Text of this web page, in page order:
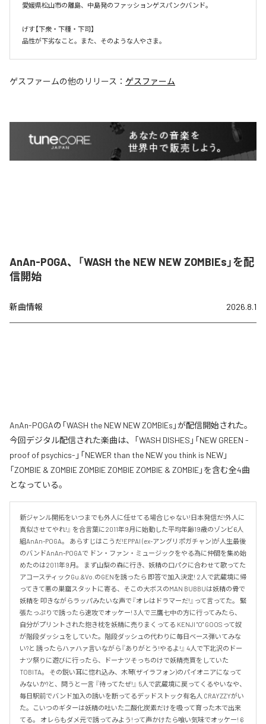
愛媛県松山市の離島、中島発のファッションゲスパンクバンド。
げす【下衆・下種・下司】
品性が下劣なこと。また、そのような人やさま。
ゲスファームの他のリリース： ゲスファーム
AnAn-POGA、「WASH the NEW NEW ZOMBIEs」を配
信開始
新曲情報 2026.8.1
AnAn-POGAの「WASH the NEW NEW ZOMBIEs」が配信開始された。
今回デジタル配信された楽曲は、「WASH DISHES」「NEW GREEN -
proof of psychics-」「NEWER than the NEW you think is NEW」
「ZOMBIE & ZOMBIE ZOMBIE ZOMBIE ZOMBIE & ZOMBIE」を含む全4曲
となっている。
新ジャンル開拓をいつまでも外人に任せてる場合じゃない!日本発信だ!外人に
真似させてやれ!』 を合言葉に2011年9月に始動した平均年齢19歳のゾンビ6人
組AnAn-POGA。 あらすじはこうだ!EPPAI (ex-アングリポガチャン)が人生最後
のバンドAnAn-POGAで ドン・ファン・ミュージックをやる為に仲間を集め始
めたのは2011年9月。 まず山梨の森に行き、妖精の口パクに合わせて歌ってた
アコースティックGu.&Vo.のGENを誘ったら 即答で加入決定! 2人で武蔵境に帰
ってきて悪の巣窟スタットに寄る、そこの大ボスのMAN BUBBUは妖精の骨で
妖精を 叩きながらラッパみたいな声で『オレはドラマーだ!』って言ってた。 緊
張たっぷりで誘ったら速攻でオッケー! 3人で三鷹七中の方に行ってみたら、
自分がプリントされた抱き枕を妖精に売りまくってる KENJI "O" GOOSって奴
が階段ダッシュをしていた。階段ダッシュの代わりに毎日ベース弾いてみな
い?と 誘ったらハァハァ言いながら『ありがとう!やるよ!』 4人で下北沢のドー
ナツ祭りに遊びに行ったら、ドーナツそっちのけで妖精売買をしていた
TOBITA。 その鋭い耳に惚れ込み、木琴(ザイラフォン)のパイオニアになって
みないか?と、問うと一言 『待ってたぜ!』 5人で武蔵境に戻ってくるやいなや、
毎日駅前でバンド加入の誘いを断ってるデッドストック有名人 CRAYZZYがい
た。こいつのギターは妖精の吐いた二酸化炭素だけを吸って育った木で出来
てる。 オレらもダメ元で誘ってみよう!って声かけたら喰い気味でオッケー! 6